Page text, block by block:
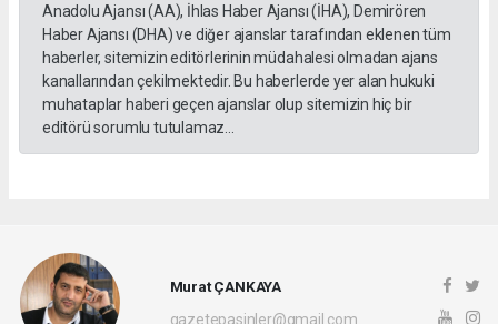
Anadolu Ajansı (AA), İhlas Haber Ajansı (İHA), Demirören
Haber Ajansı (DHA) ve diğer ajanslar tarafından eklenen tüm
haberler, sitemizin editörlerinin müdahalesi olmadan ajans
kanallarından çekilmektedir. Bu haberlerde yer alan hukuki
muhataplar haberi geçen ajanslar olup sitemizin hiç bir
editörü sorumlu tutulamaz...
Murat ÇANKAYA
gazetepasinler@gmail.com